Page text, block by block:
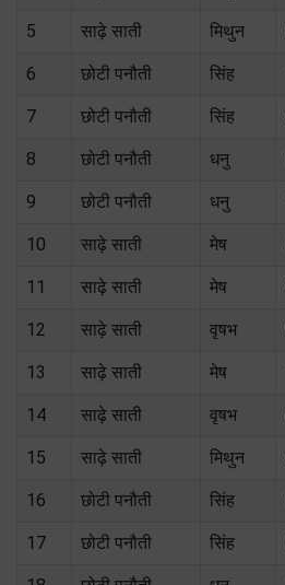
5 साढ़े साती मिथुन
6 छोटी पनौती सिंह
7 छोटी पनौती सिंह
8 छोटी पनौती धनु
9 छोटी पनौती धनु
10 साढ़े साती मेष
11 साढ़े साती मेष
12 साढ़े साती वृषभ
13 साढ़े साती मेष
14 साढ़े साती वृषभ
15 साढ़े साती मिथुन
16 छोटी पनौती सिंह
17 छोटी पनौती सिंह